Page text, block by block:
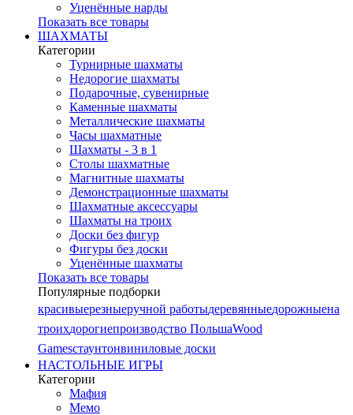
Уценённые нарды
Показать все товары
ШАХМАТЫ
Категории
Турнирные шахматы
Недорогие шахматы
Подарочные, сувенирные
Каменные шахматы
Металлические шахматы
Часы шахматные
Шахматы - 3 в 1
Столы шахматные
Магнитные шахматы
Демонстрационные шахматы
Шахматные аксессуары
Шахматы на троих
Доски без фигур
Фигуры без доски
Уценённые шахматы
Показать все товары
Популярные подборки
красивыерезныеручной работыдеревянныедорожныена
троихдорогиепроизводство ПольшаWood
Gamesстаунтонвиниловые доски
НАСТОЛЬНЫЕ ИГРЫ
Категории
Мафия
Мемо